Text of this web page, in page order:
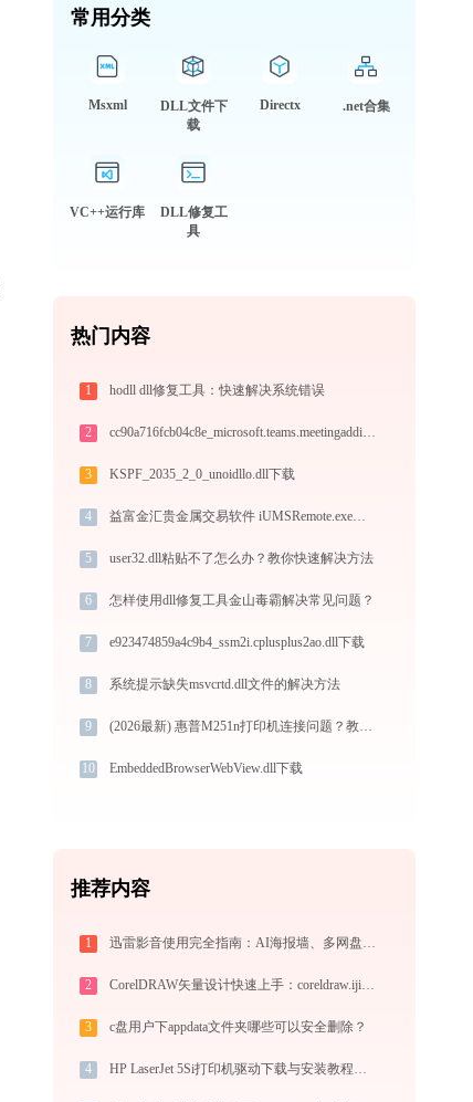
常用分类
Msxml
DLL文件下
载
Directx .net合集
VC++运行库
DLL修复工
具
热门内容
1 hodll dll修复工具：快速解决系统错误
2 cc90a716fcb04c8e_microsoft.teams.meetingaddin.dll下载
3 KSPF_2035_2_0_unoidllo.dll下载
4 益富金汇贵金属交易软件 iUMSRemote.exe提示缺少umsmodule9.dll文件的解决办法
5 user32.dll粘贴不了怎么办？教你快速解决方法
6 怎样使用dll修复工具金山毒霸解决常见问题？
7 e923474859a4c9b4_ssm2i.cplusplus2ao.dll下载
8 系统提示缺失msvcrtd.dll文件的解决方法
9 (2026最新) 惠普M251n打印机连接问题？教你解决 - 金山毒霸
10 EmbeddedBrowserWebView.dll下载
推荐内容
1 迅雷影音使用完全指南：AI海报墙、多网盘直放、跨端同步，不止于播放器
2 CorelDRAW矢量设计快速上手：coreldraw.ijinshan.com 安全绿色安装与核心技巧
3 c盘用户下appdata文件夹哪些可以安全删除？
4 HP LaserJet 5Si打印机驱动下载与安装教程：新手也能轻松搞定